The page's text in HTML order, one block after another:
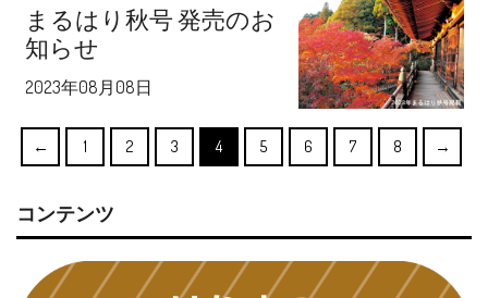
まるはり秋号 発売のお
知らせ
2023年08月08日
← 1 2 3 4 5 6 7 8 →
コンテンツ